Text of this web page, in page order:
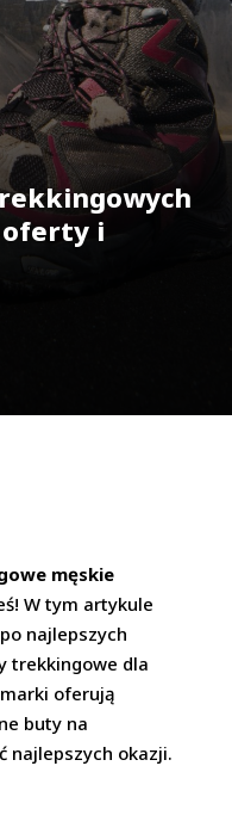
oferty i
męskie
W tym artykule
najlepszych
trekkingowe dla
oferują
buty na
najlepszych okazji.